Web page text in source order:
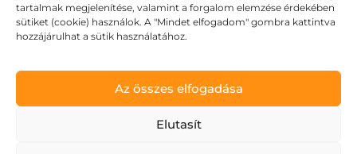
tartalmak megjelenítése, valamint a forgalom elemzése érdekében
sütiket (cookie) használok. A "Mindet elfogadom" gombra kattintva
hozzájárulhat a sütik használatához.
Az összes elfogadása
Elutasít